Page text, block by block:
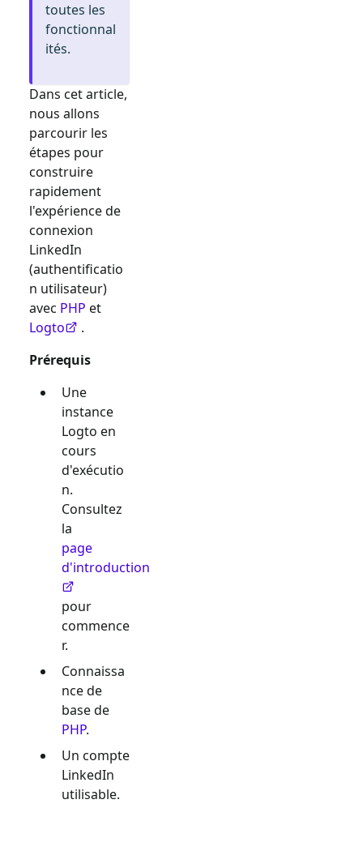
toutes les
fonctionnal
ités.
Dans cet article,
nous allons
parcourir les
étapes pour
construire
rapidement
l'expérience de
connexion
LinkedIn
(authentificatio
n utilisateur)
avec PHP et
Logto
.
Prérequis
Une
instance
Logto en
cours
d'exécutio
n.
Consultez
la
page
d'introduction
pour
commence
r.
Connaissa
nce de
base de
PHP.
Un compte
LinkedIn
utilisable.